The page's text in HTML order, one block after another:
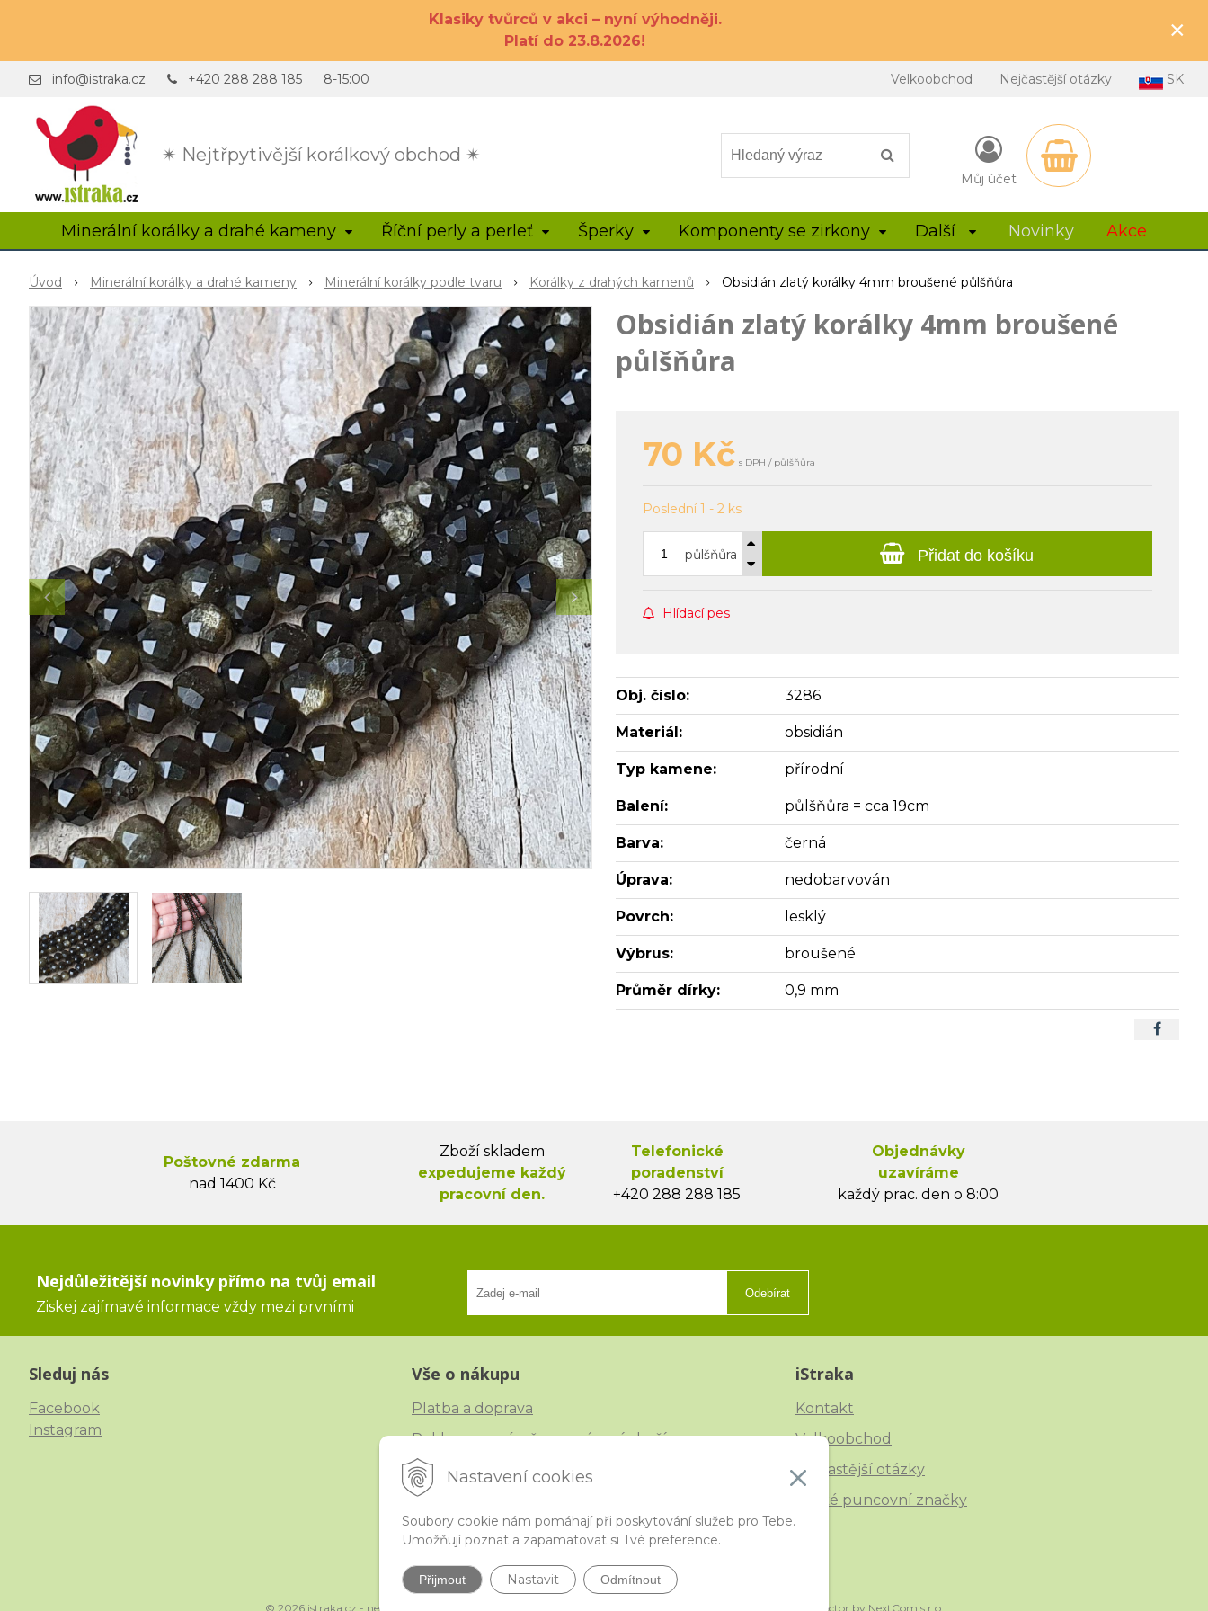
Nastavení cookies
Soubory cookie nám pomáhají při poskytování služeb pro Tebe.
Umožňují poznat a zapamatovat si Tvé preference.
Přijmout Nastavit Odmítnout
Klasiky tvůrců v akci – nyní výhodněji.
Platí do 23.8.2026!
×
✴ Nejtřpytivější korálkový obchod ✴
info@istraka.cz +420 288 288 185 8-15:00 Velkoobchod Nejčastější otázky SK
Můj účet
Minerální korálky a drahé kameny Říční perly a perleť Šperky Komponenty se zirkony Další Novinky Akce
Úvod Minerální korálky a drahé kameny Minerální korálky podle tvaru Korálky z drahých kamenů Obsidián zlatý korálky 4mm broušené půlšňůra
Obsidián zlatý korálky 4mm broušené
půlšňůra
70 Kč s DPH / půlšňůra
Poslední 1 - 2 ks
půlšňůra Přidat do košíku
Hlídací pes
Obj. číslo: 3286
Materiál: obsidián
Typ kamene: přírodní
Balení: půlšňůra = cca 19cm
Barva: černá
Úprava: nedobarvován
Povrch: lesklý
Výbrus: broušené
Průměr dírky: 0,9 mm
Poštovné zdarma
nad 1400 Kč
Zboží skladem
expedujeme každý
pracovní den.
Telefonické
poradenství
+420 288 288 185
Objednávky
uzavíráme
každý prac. den o 8:00
Nejdůležitější novinky přímo na tvůj email
Ziskej zajímavé informace vždy mezi prvními
Odebírat
Sleduj nás
Facebook
Instagram
Vše o nákupu
Platba a doprava
Reklamace, výměna a vrácení zboží
Obchodní podmínky
Ochrana osobních údajů
iStraka
Kontakt
Velkoobchod
Nejčastější otázky
České puncovní značky
© 2026 istraka.cz - nejtřpytivější korálky a polodrahokamy široko daleko • e-shop Pohoda Connectorby NextCom s.r.o.